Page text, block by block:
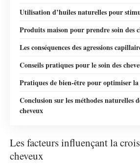
Utilisation d’huiles naturelles pour
Produits maison pour prendre soin des
Les conséquences des agressions
Conseils pratiques pour le soin des
Pratiques de bien-être pour optimiser la
Conclusion sur les méthodes naturelles
cheveux
Les facteurs influençant la
cheveux